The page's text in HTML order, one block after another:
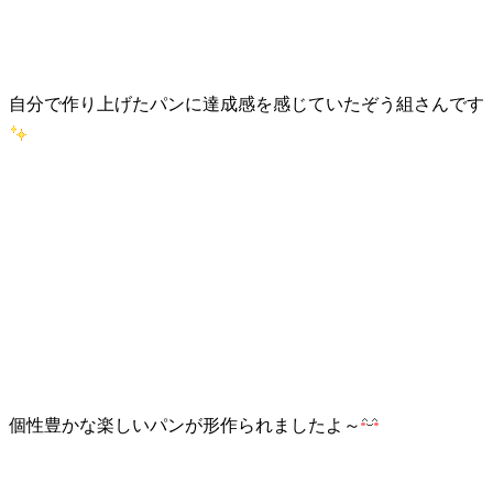
自分で作り上げたパンに達成感を感じていたぞう組さんです
個性豊かな楽しいパンが形作られましたよ～